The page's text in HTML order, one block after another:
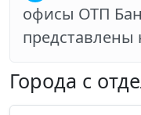
офисы ОТП
представлены
Города с